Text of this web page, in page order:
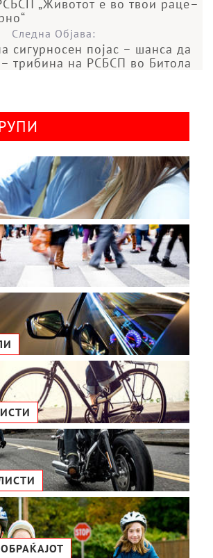
„Животот е во твои раце–
Следна Објава:
сигурносен појас – шанса да
трибина на РСБСП во Битола